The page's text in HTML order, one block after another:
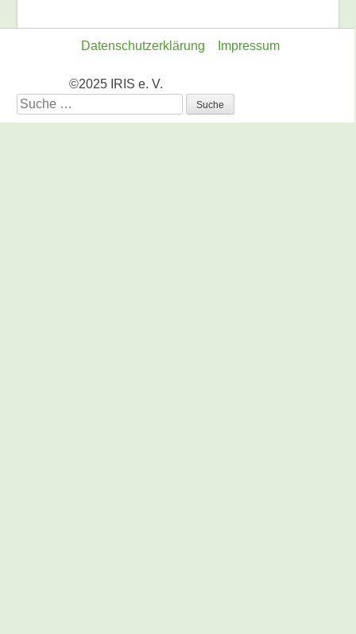
Datenschutzerklärung Impressum
©2025 IRIS e. V.
Suche
nach: